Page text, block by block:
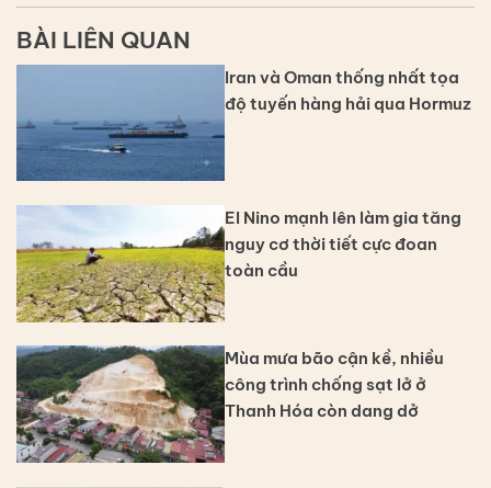
BÀI LIÊN QUAN
Iran và Oman thống nhất tọa
độ tuyến hàng hải qua Hormuz
El Nino mạnh lên làm gia tăng
nguy cơ thời tiết cực đoan
toàn cầu
Mùa mưa bão cận kề, nhiều
công trình chống sạt lở ở
Thanh Hóa còn dang dở